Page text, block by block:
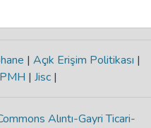
| Açık Erişim Politikası |
| Jisc |
Alıntı-Gayri Ticari-